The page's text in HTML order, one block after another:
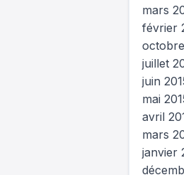
mars
février
juillet
juin
mai
avril
mars
janvier